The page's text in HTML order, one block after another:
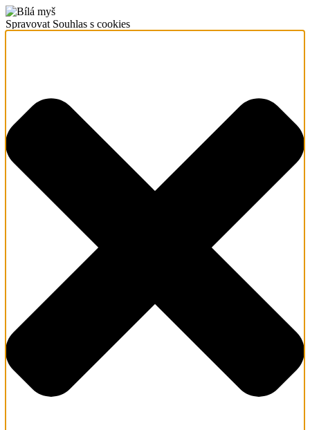
Spravovat Souhlas s cookies